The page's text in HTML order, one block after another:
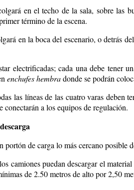
en el techo de la sala, sobre las
término de la escena.
en la boca del escenario, o detrás
electrificadas; cada una debe tener
enchufes hembradonde se podrán
las líneas de las cuatro varas deben
conectarán a los equipos de regulación.
portón de carga lo más cercano posible
camiones puedan descargar el
de 2.50 metros de alto por 2,50